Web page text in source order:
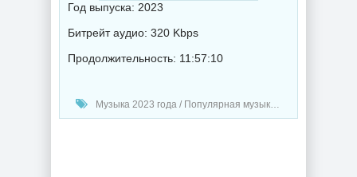
Год выпуска: 2023
Битрейт аудио: 320 Kbps
Продолжительность: 11:57:10
Музыка 2023 года / Популярная музыка / Электронная музыка / Хаус музыка / Музыка VA / Deep House music